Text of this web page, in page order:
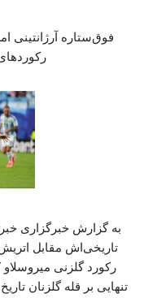
به گزارش خبرگزاری
تنهایی بر قله گلزنان